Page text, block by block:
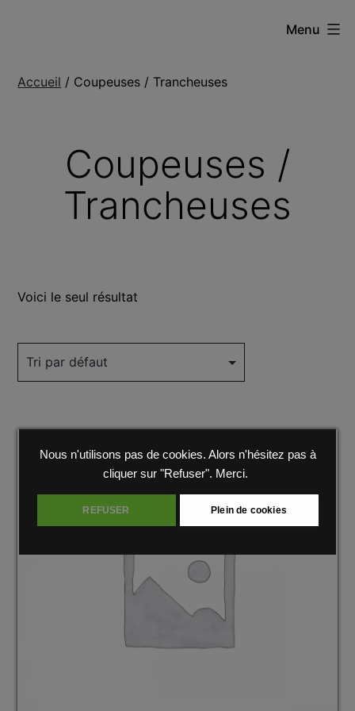
Nous n'utilisons pas de cookies. Alors n'hésitez pas à
cliquer sur "Refuser". Merci.
REFUSER Plein de cookies
contenu
Menu
Accueil / Coupeuses / Trancheuses
Coupeuses /
Trancheuses
Voici le seul résultat